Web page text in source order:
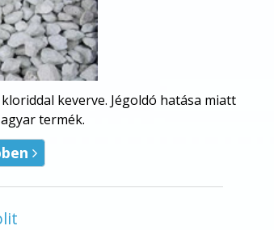
keverve. Jégoldó hatása miatt
termék.
